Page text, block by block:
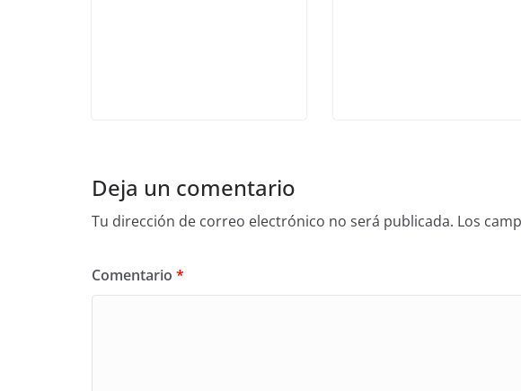
Deja un comentario
Tu dirección de correo electrónico no será publicada. Los
Comentario *